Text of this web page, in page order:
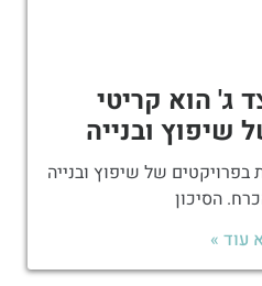
ג' הוא קריטי
שיפוץ ובנייה
בפרויקטים של שיפוץ ובנייה
הסיכון
עוד »